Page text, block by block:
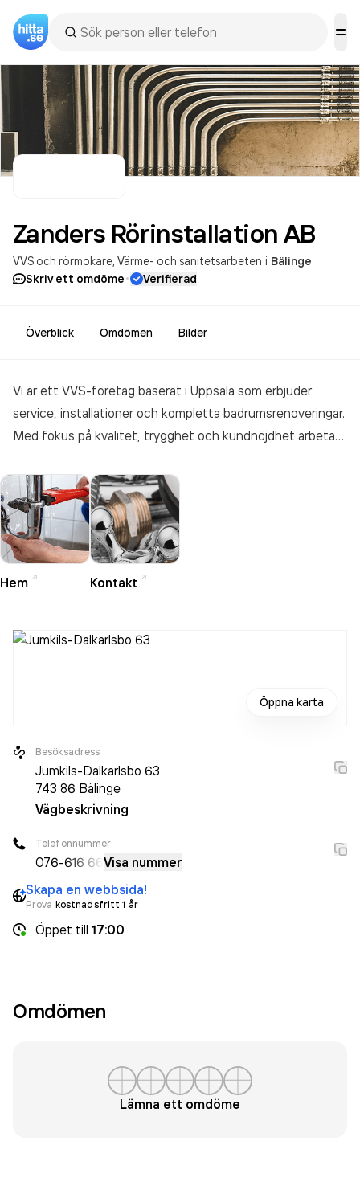
Zanders Rörinstallation AB
VVS och rörmokare Värme- och sanitetsarbeten i Bälinge
Skriv ett omdöme· Verifierad
Överblick Omdömen Bilder
Vi är ett VVS-företag baserat i Uppsala som erbjuder
service, installationer och kompletta badrumsrenoveringar.
Med fokus på kvalitet, trygghet och kundnöjdhet arbetar
privatpersoner och företag med allt från akuta
reparationer till nyinstallationer. Välkommen att kontakta
oss!
Hem Kontakt
Öppna karta
Besöksadress
Jumkils-Dalkarlsbo 63
743 86 Bälinge
Vägbeskrivning
Telefonnummer
076-616 66 Visa nummer
Skapa en webbsida!
Prova kostnadsfritt 1 år
Öppet till 17:00
Omdömen
Lämna ett omdöme